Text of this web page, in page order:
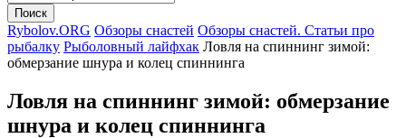
Rybolov.ORG Обзоры снастей Обзоры снастей. Статьи про
рыбалку Рыболовный лайфхак Ловля на спиннинг зимой:
обмерзание шнура и колец спиннинга
Ловля на спиннинг зимой: обмерзание
шнура и колец спиннинга